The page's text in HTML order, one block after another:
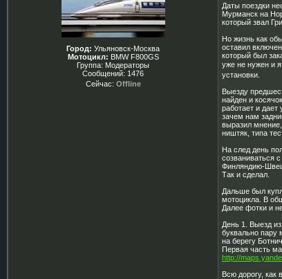
Город: Ульяновск-Москва
Мотоцикл: BMW F800GS
Группа: Модераторы
Сообщений: 1476
Сейчас: Offline
Даты поездки
Мурманск на
который звал
Но жизнь как
оставил
который был
уже не нужен и
установки.
Выезду
найден и
работает и
зачем нам
выразил
ништяк, типа
На след день
созваниваться
Финляндию-
Так и сделал.
Дальше был
мотоцикла. В
Далее фотки и
День 1. Выезд
буквально пару
на берегу
Первая часть
http://
Всю дорогу, как